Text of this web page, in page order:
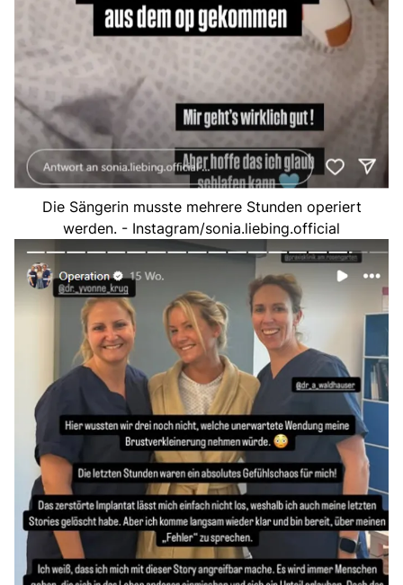
Die Sängerin musste mehrere Stunden operiert
werden. - Instagram/sonia.liebing.official